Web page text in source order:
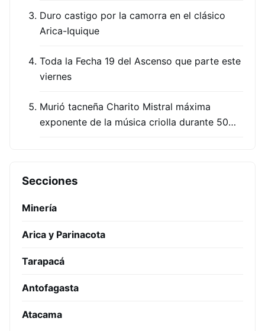
Duro castigo por la camorra en el clásico
Arica-Iquique
Toda la Fecha 19 del Ascenso que parte este
viernes
Murió tacneña Charito Mistral máxima
exponente de la música criolla durante 50…
Secciones
Minería
Arica y Parinacota
Tarapacá
Antofagasta
Atacama